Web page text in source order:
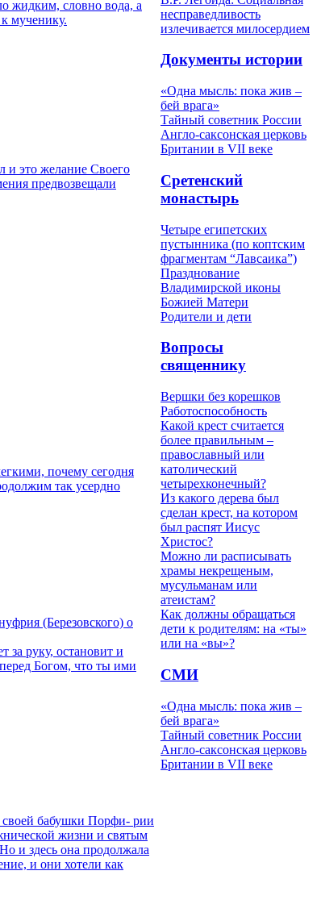
жидким, словно вода, а
мученику.
и это желание Своего
предвозвещали
почему сегодня
так усердно
(Березовского) о
за руку, остановит и
Богом, что ты ими
своей бабушки Порфи- рии
жизни и святым
и здесь она продолжала
и они хотели как
несправедливость
излечивается милосердием
Документы истории
«Одна мысль: пока жив –
бей врага»
Тайный советник России
Англо-саксонская церковь
Британии в VII веке
Сретенский
монастырь
Четыре египетских
пустынника (по коптским
фрагментам “Лавсаика”)
Празднование
Владимирской иконы
Божией Матери
Родители и дети
Вопросы
священнику
Вершки без корешков
Работоспособность
Какой крест считается
более правильным –
православный или
католический
четырехконечный?
Из какого дерева был
сделан крест, на котором
был распят Иисус
Христос?
Можно ли расписывать
храмы некрещеным,
мусульманам или
атеистам?
Как должны обращаться
дети к родителям: на «ты»
или на «вы»?
СМИ
«Одна мысль: пока жив –
бей врага»
Тайный советник России
Англо-саксонская церковь
Британии в VII веке